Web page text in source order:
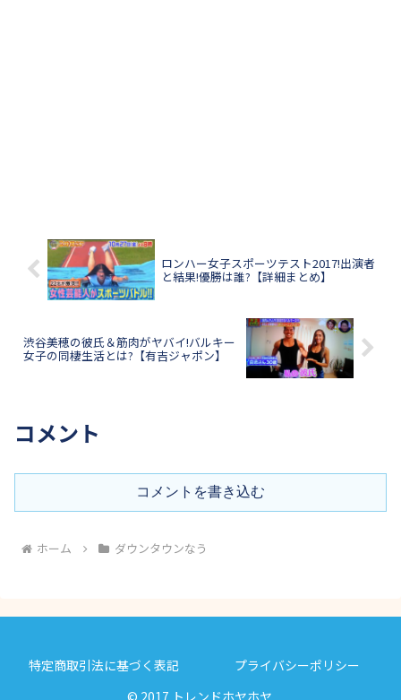
ロンハー女子スポーツテスト2017!出演者
と結果!優勝は誰?【詳細まとめ】
渋谷美穂の彼氏＆筋肉がヤバイ!バルキー
女子の同棲生活とは?【有吉ジャポン】
コメント
コメントを書き込む
ホーム ダウンタウンなう
特定商取引法に基づく表記
プライバシーポリシー